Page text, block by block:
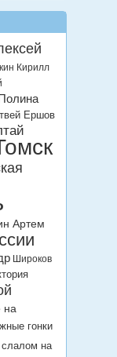
Кирилл
Ершов
Артем
Широков
на
гонки
слалом на